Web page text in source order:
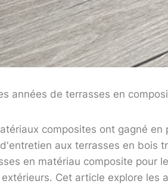
années de terrasses en
composites ont gagné
aux terrasses en bois
en matériau composite pour
Cet article explore